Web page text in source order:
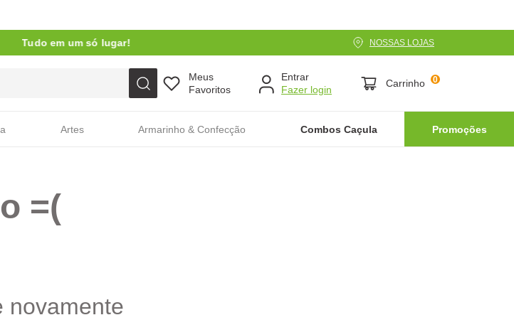
Tudo em um só lugar! NOSSAS LOJAS
Meus
Favoritos
Entrar
Carrinho 0
Artes Armarinho & Confecção Combos Caçula Promoções
=(
novamente